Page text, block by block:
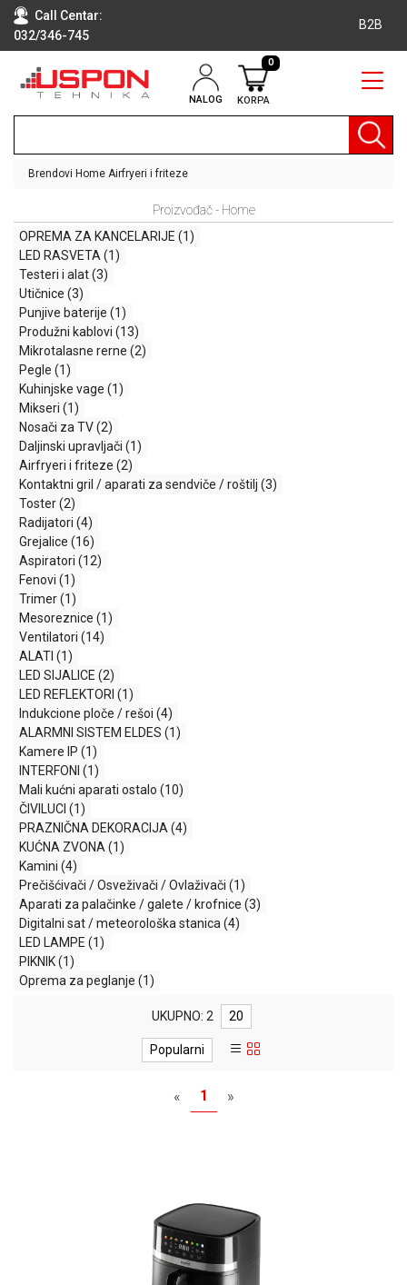
Call Centar:
032/346-745
B2B
NALOG KORPA
0
RAČUNARI
TEHNIKA
OPREMA
AUDIO,
VIDEO
LAPTOP I
TABLET
RAČUNARI
MONITORI
DODATNA
OPREMA
MOBILNI I
FIKSNI
TELEFONI
MALI
KUĆNI
APARATI
LICA I
TELA
RAČUNARSKE
KOMPONENTE
RAČUNARSKE
PERIFERIJE
GAMING
EELEKTRO
ZAŠTITA
SOLARNI
SISTEMI
MREŽNA
OPREMA
Brendovi Home Airfryeri i friteze
Proizvođač - Home
OPREMA ZA KANCELARIJE (1)
LED RASVETA (1)
Testeri i alat(3)
Utičnice (3)
Punjive baterije (1)
Produžni kablovi (13)
Mikrotalasne rerne (2)
Pegle (1)
Kuhinjske vage (1)
Mikseri (1)
Nosači za TV(2)
Daljinski upravljači (1)
Airfryeri i friteze (2)
Kontaktni gril / aparati za sendviče / roštilj (3)
Toster(2)
Radijatori (4)
Grejalice (16)
Aspiratori (12)
Fenovi (1)
Trimer(1)
Mesoreznice (1)
Ventilatori (14)
ALATI (1)
LED SIJALICE (2)
LED REFLEKTORI (1)
Indukcione ploče / rešoi (4)
ALARMNI SISTEM ELDES (1)
Kamere IP (1)
INTERFONI (1)
Mali kućni aparati ostalo (10)
ČIVILUCI (1)
PRAZNIČNA DEKORACIJA (4)
KUĆNA ZVONA (1)
Kamini (4)
Prečišćivači / Osveživači / Ovlaživači (1)
Aparati za palačinke / galete / krofnice (3)
Digitalni sat / meteorološka stanica (4)
LED LAMPE (1)
PIKNIK(1)
Oprema za peglanje (1)
UKUPNO: 2 20
Popularni
« 1 »